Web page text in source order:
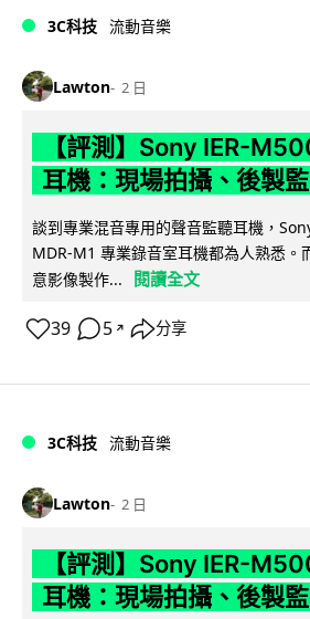
3C科技 流動音樂
Lawton 2 日
【評測】Sony IER-
耳機：現場拍攝、後製
談到專業混音專用的聲音監聽耳機，
MDR-M1 專業錄音室耳機都為人熟悉。
意影像製作...
閱讀全文
39 5 ↗ 分享
3C科技 流動音樂
Lawton 2 日
【評測】Sony IER-
耳機：現場拍攝、後製